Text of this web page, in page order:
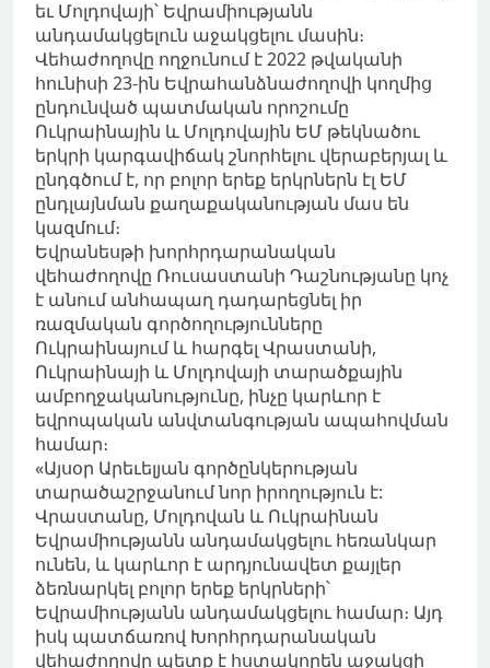
եւ Մոլդովայի՝ Եվրամիությանն
անդամակցելուն աջակցելու մասին։
Վեհաժողովը ողջունում է 2022 թվականի
հունիսի 23-ին Եվրահանձնաժողովի կողմից
ընդունված պատմական որոշումը
Ուկրաինային և Մոլդովային ԵՄ թեկնածու
երկրի կարգավիճակ շնորհելու վերաբերյալ և
ընդգծում է, որ բոլոր երեք երկրներն էլ ԵՄ
ընդլայնման քաղաքականության մաս են
կազմում։
Եվրանեսթի խորհրդարանական
վեհաժողովը Ռուսաստանի Դաշնությանը կոչ
է անում անհապաղ դադարեցնել իր
ռազմական գործողությունները
Ուկրաինայում և հարգել Վրաստանի,
Ուկրաինայի և Մոլդովայի տարածքային
ամբողջականությունը, ինչը կարևոր է
եվրոպական անվտանգության ապահովման
համար։
«Այսօր Արեւելյան գործընկերության
տարածաշրջանում նոր իրողություն է:
Վրաստանը, Մոլդովան և Ուկրաինան
Եվրամիությանն անդամակցելու հեռանկար
ունեն, և կարևոր է արդյունավետ քայլեր
ձեռնարկել բոլոր երեք երկրների՝
Եվրամիությանն անդամակցելու համար։ Այդ
իսկ պատճառով Խորհրդարանական
վեհաժողովը պետք է հստակորեն աջակցի